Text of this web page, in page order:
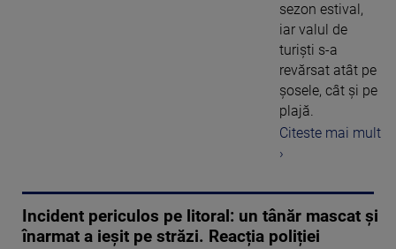
sezon estival,
iar valul de
turişti s-a
revărsat atât pe
şosele, cât şi pe
plajă.
Citeste mai mult
›
Incident periculos pe litoral: un tânăr mascat şi
înarmat a ieşit pe străzi. Reacția poliției